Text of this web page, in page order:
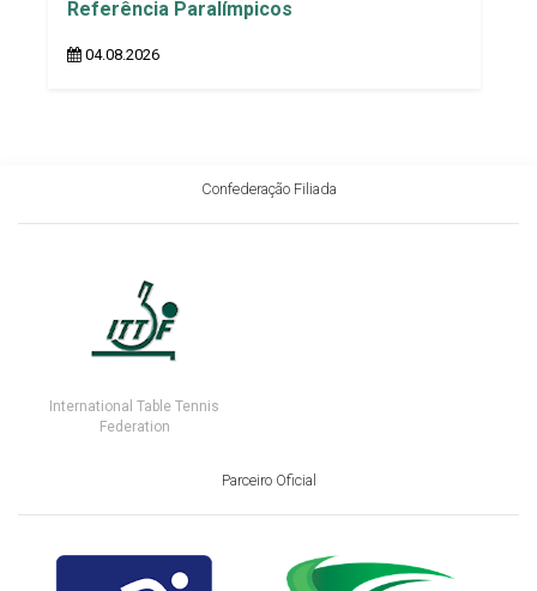
Referência Paralímpicos
04.08.2026
Confederação Filiada
International Table Tennis
Federation
Parceiro Oficial